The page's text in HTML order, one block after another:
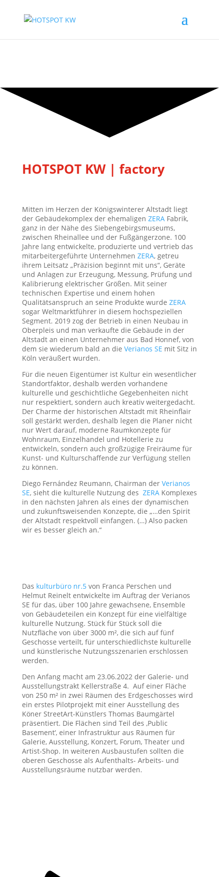
HOTSPOT KW | factory
Mitten im Herzen der Königswinterer Altstadt liegt
der Gebäudekomplex der ehemaligen ZERAFabrik,
ganz in der Nähe des Siebengebirgsmuseums,
zwischen Rheinallee und der Fußgängerzone. 100
Jahre lang entwickelte, produzierte und vertrieb das
mitarbeitergeführte Unternehmen ZERA, getreu
ihrem Leitsatz „Präzision beginnt mit uns“, Geräte
und Anlagen zur Erzeugung, Messung, Prüfung und
Kalibrierung elektrischer Größen. Mit seiner
technischen Expertise und einem hohen
Qualitätsanspruch an seine Produkte wurde ZERA
sogar Weltmarktführer in diesem hochspeziellen
Segment. 2019 zog der Betrieb in einen Neubau in
Oberpleis und man verkaufte die Gebäude in der
Altstadt an einen Unternehmer aus Bad Honnef, von
dem sie wiederum bald an die Verianos SE mit Sitz in
Köln veräußert wurden.
Für die neuen Eigentümer ist Kultur ein wesentlicher
Standortfaktor, deshalb werden vorhandene
kulturelle und geschichtliche Gegebenheiten nicht
nur respektiert, sondern auch kreativ weitergedacht.
Der Charme der historischen Altstadt mit Rheinflair
soll gestärkt werden, deshalb legen die Planer nicht
nur Wert darauf, moderne Raumkonzepte für
Wohnraum, Einzelhandel und Hotellerie zu
entwickeln, sondern auch großzügige Freiräume für
Kunst- und Kulturschaffende zur Verfügung stellen
zu können.
Diego Fernández Reumann, Chairman der Verianos
SE, sieht die kulturelle Nutzung des ZERAKomplexes
in den nächsten Jahren als eines der dynamischen
und zukunftsweisenden Konzepte, die „…den Spirit
der Altstadt respektvoll einfangen. (…) Also packen
wir es besser gleich an.“
Das kulturbüro nr.5von Franca Perschen und
Helmut Reinelt entwickelte im Auftrag der Verianos
SE für das, über 100 Jahre gewachsene, Ensemble
von Gebäudeteilen ein Konzept für eine vielfältige
kulturelle Nutzung. Stück für Stück soll die
Nutzfläche von über 3000 m², die sich auf fünf
Geschosse verteilt, für unterschiedlichste kulturelle
und künstlerische Nutzungsszenarien erschlossen
werden.
Den Anfang macht am 23.06.2022 der Galerie- und
Ausstellungstrakt Kellerstraße 4. Auf einer Fläche
von 250 m² in zwei Räumen des Erdgeschosses wird
ein erstes Pilotprojekt mit einer Ausstellung des
Köner StreetArt-Künstlers Thomas Baumgärtel
präsentiert. Die Flächen sind Teil des ‚Public
Basement‘, einer Infrastruktur aus Räumen für
Galerie, Ausstellung, Konzert, Forum, Theater und
Artist-Shop. In weiteren Ausbaustufen sollten die
oberen Geschosse als Aufenthalts- Arbeits- und
Ausstellungsräume nutzbar werden.